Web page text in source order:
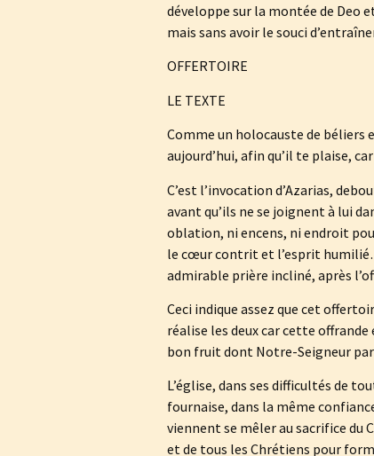
développe sur la montée de Deo
mais sans avoir le souci
OFFERTOIRE
LE TEXTE
Comme un holocauste de béliers
aujourd’hui, afin qu’il te plaise,
C’est l’invocation d’Azarias,
avant qu’ils ne se joignent à lui
oblation, ni encens, ni endroit
le cœur contrit et l’esprit
admirable prière incliné, après
Ceci indique assez que cet
réalise les deux car cette offrande
bon fruit dont Notre-Seigneur
L’église, dans ses difficultés de
fournaise, dans la même
viennent se mêler au sacrifice du
et de tous les Chrétiens pour